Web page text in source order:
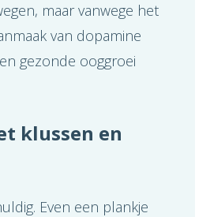
maar vanwege het
van dopamine
gezonde ooggroei
klussen en
Even een plankje